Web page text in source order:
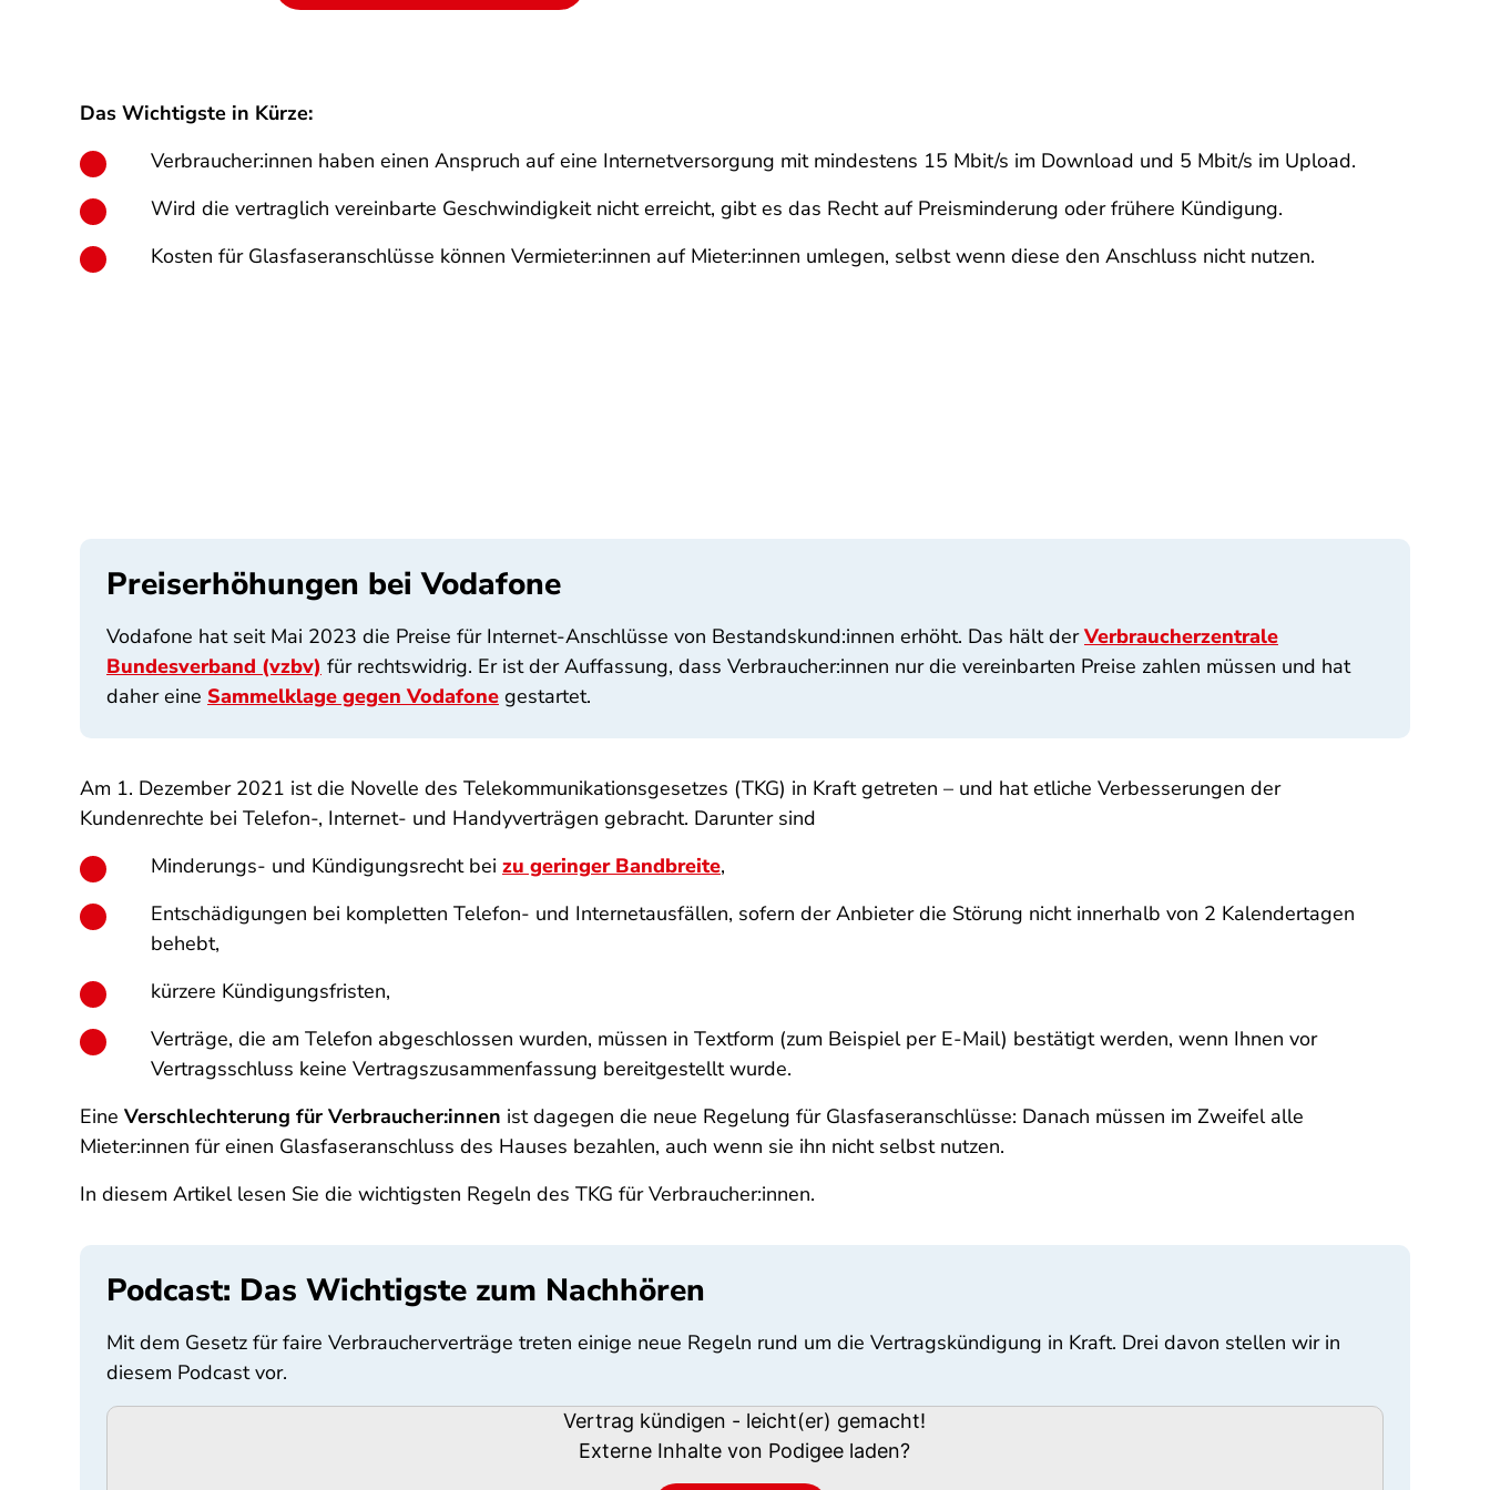
Das Wichtigste in Kürze:
Verbraucher:innen haben einen Anspruch auf eine Internetversorgung mit mindestens 15 Mbit/s im Download und 5 Mbit/s im Upload.
Wird die vertraglich vereinbarte Geschwindigkeit nicht erreicht, gibt es das Recht auf Preisminderung oder frühere Kündigung.
Kosten für Glasfaseranschlüsse können Vermieter:innen auf Mieter:innen umlegen, selbst wenn diese den Anschluss nicht nutzen.
Preiserhöhungen bei Vodafone
Vodafone hat seit Mai 2023 die Preise für Internet-Anschlüsse von Bestandskund:innen erhöht. Das hält derVerbraucherzentrale
Bundesverband (vzbv) für rechtswidrig. Er ist der Auffassung, dass Verbraucher:innen nur die vereinbarten Preise zahlen müssen und hat
daher eine Sammelklage gegen Vodafone gestartet.
Am 1. Dezember 2021 ist die Novelle des Telekommunikationsgesetzes (TKG) in Kraft getreten – und hat etliche Verbesserungen der
Kundenrechte bei Telefon-, Internet- und Handyverträgen gebracht. Darunter sind
Minderungs- und Kündigungsrecht bei zu geringer Bandbreite,
Entschädigungen bei kompletten Telefon- und Internetausfällen, sofern der Anbieter die Störung nicht innerhalb von 2 Kalendertagen
behebt,
kürzere Kündigungsfristen,
Verträge, die am Telefon abgeschlossen wurden, müssen in Textform (zum Beispiel per E-Mail) bestätigt werden, wenn Ihnen vor
Vertragsschluss keine Vertragszusammenfassung bereitgestellt wurde.
Eine Verschlechterung für Verbraucher:innen ist dagegen die neue Regelung für Glasfaseranschlüsse: Danach müssen im Zweifel alle
Mieter:innen für einen Glasfaseranschluss des Hauses bezahlen, auch wenn sie ihn nicht selbst nutzen.
In diesem Artikel lesen Sie die wichtigsten Regeln des TKG für Verbraucher:innen.
Podcast: Das Wichtigste zum Nachhören
Mit dem Gesetz für faire Verbraucherverträge treten einige neue Regeln rund um die Vertragskündigung in Kraft. Drei davon stellen wir in
diesem Podcast vor.
Podigee-
Vertrag kündigen - leicht(er) gemacht!
Externe Inhalte von Podigee laden?